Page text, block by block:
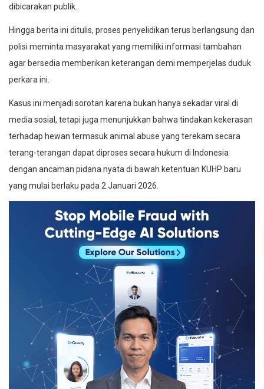
dibicarakan publik.
Hingga berita ini ditulis, proses penyelidikan terus berlangsung dan
polisi meminta masyarakat yang memiliki informasi tambahan
agar bersedia memberikan keterangan demi memperjelas duduk
perkara ini.
Kasus ini menjadi sorotan karena bukan hanya sekadar viral di
media sosial, tetapi juga menunjukkan bahwa tindakan kekerasan
terhadap hewan termasuk animal abuse yang terekam secara
terang-terangan dapat diproses secara hukum di Indonesia
dengan ancaman pidana nyata di bawah ketentuan KUHP baru
yang mulai berlaku pada 2 Januari 2026.